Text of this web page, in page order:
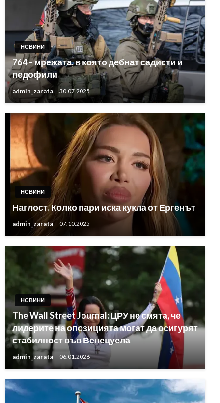
НОВИНИ
764 – мрежата, в която дебнат садисти и
педофили
admin_zarata 30.07.2025
НОВИНИ
Наглост. Колко пари иска кукла от Ергенът
admin_zarata 07.10.2025
НОВИНИ
The Wall Street Journal: ЦРУ не смята, че
лидерите на опозицията могат да осигурят
стабилност във Венецуела
admin_zarata 06.01.2026